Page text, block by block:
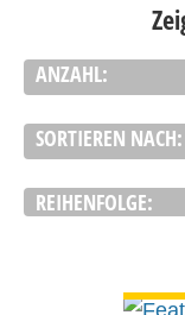
ANZAHL:
SORTIEREN NACH:
REIHENFOLGE: